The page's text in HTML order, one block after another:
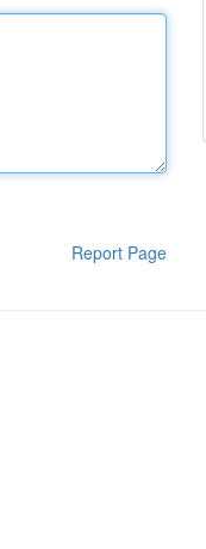
Report Page